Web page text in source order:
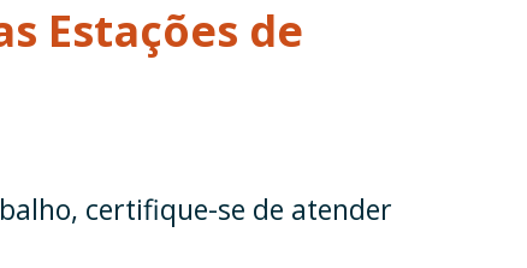
Estações de
certifique-se de atender